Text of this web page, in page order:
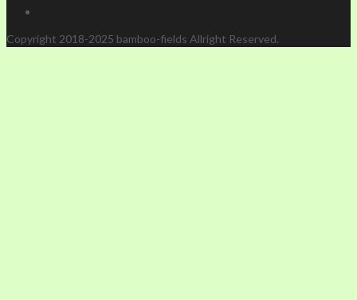
Copyright 2018-2025 bamboo-fields Allright Reserved.